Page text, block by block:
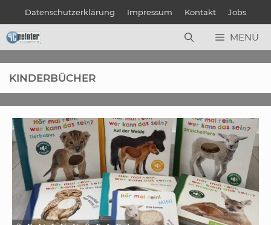
springen
Datenschutzerklärung Impressum Kontakt Jobs
MENÜ
KINDERBÜCHER